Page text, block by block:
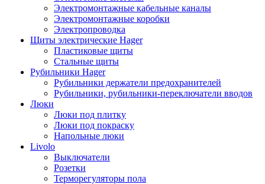
Электромонтажные кабельные каналы
Электромонтажные коробки
Электропроводка
Щиты электрические Hager
Пластиковые щиты
Стальные щиты
Рубильники Hager
Рубильники держатели предохранителей
Рубильники, рубильники-переключатели вводов
Люки
Люки под плитку
Люки под покраску
Напольные люки
Livolo
Выключатели
Розетки
Терморегуляторы пола